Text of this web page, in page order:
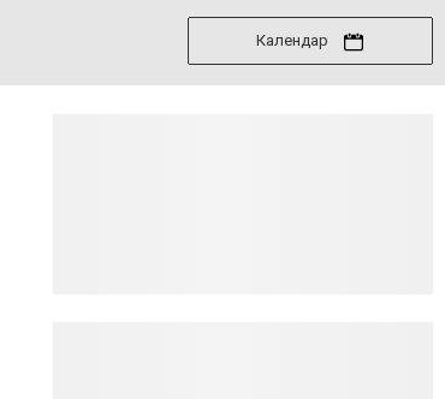
Календар